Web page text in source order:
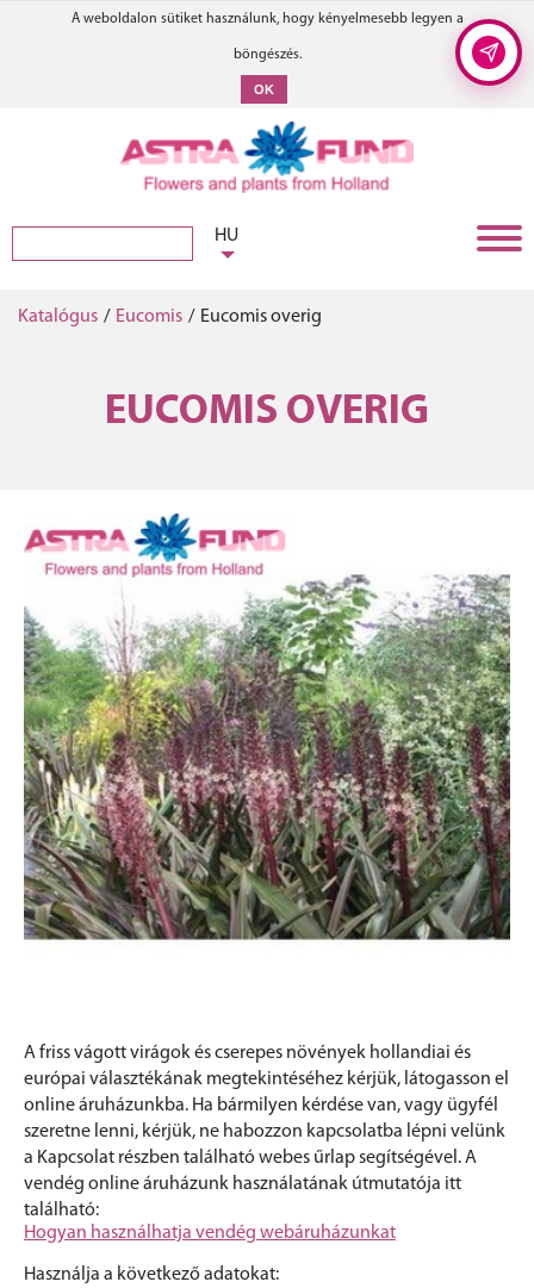
A weboldalon sütiket használunk, hogy kényelmesebb legyen a
böngészés.
OK
HU
Katalógus / Eucomis / Eucomis overig
EUCOMIS OVERIG
A friss vágott virágok és cserepes növények hollandiai és
európai választékának megtekintéséhez kérjük, látogasson el
online áruházunkba. Ha bármilyen kérdése van, vagy ügyfél
szeretne lenni, kérjük, ne habozzon kapcsolatba lépni velünk
a Kapcsolat részben található webes űrlap segítségével. A
vendég online áruházunk használatának útmutatója itt
található:
Hogyan használhatja vendég webáruházunkat
Használja a következő adatokat: